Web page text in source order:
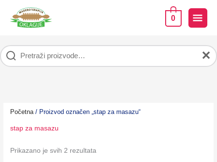
sadržaj
0
✕
Početna / Proizvod označen „stap za masazu“
stap za masazu
Prikazano je svih 2 rezultata